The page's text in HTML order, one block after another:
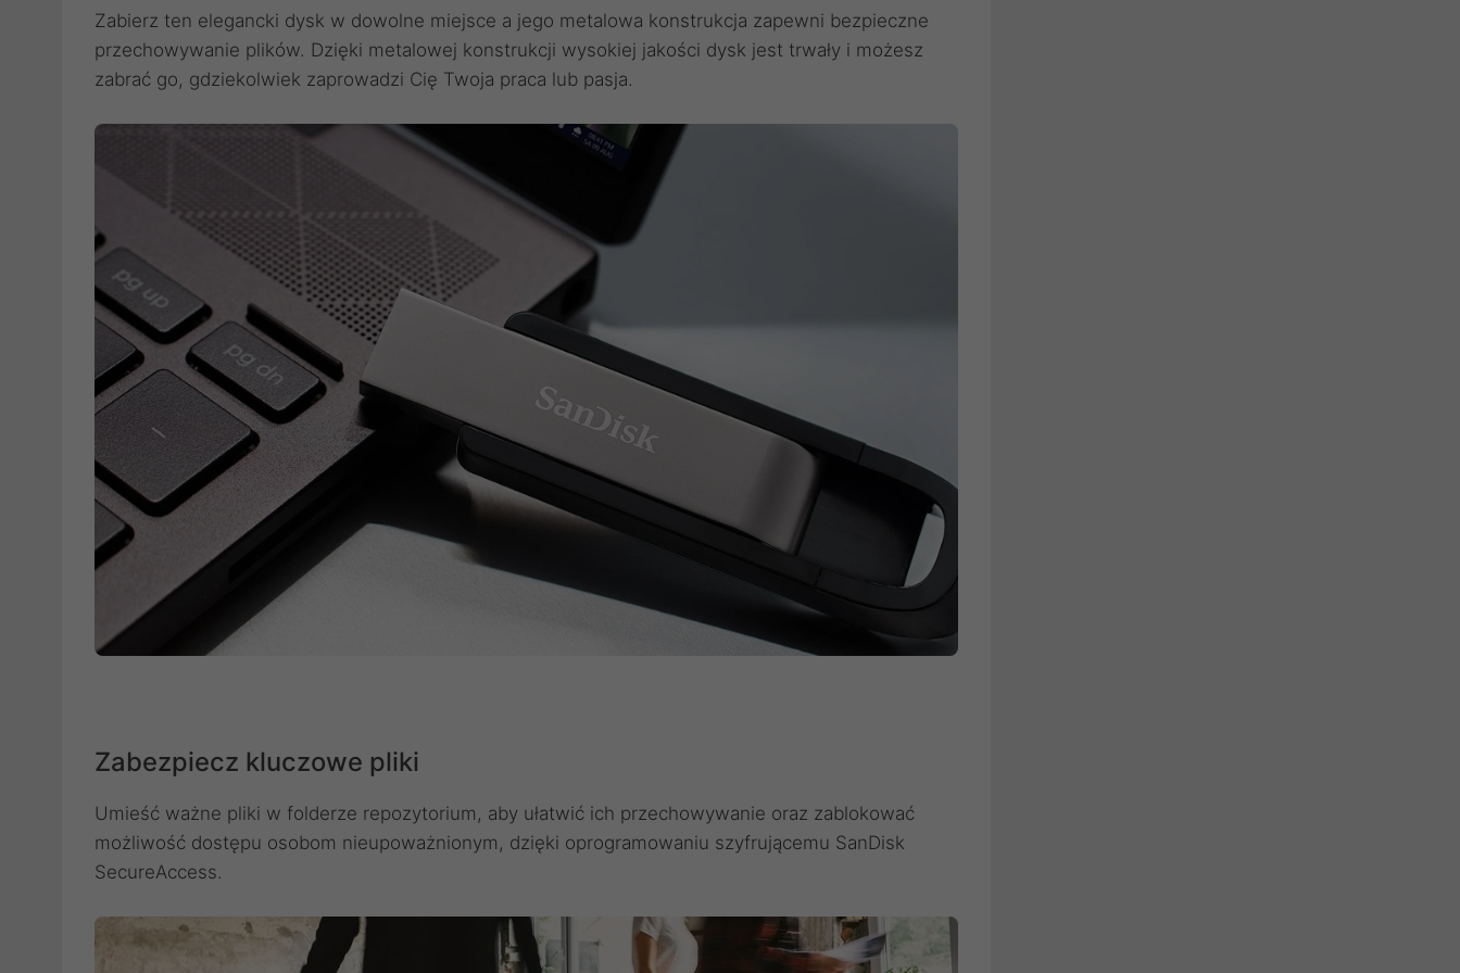
Zabierz ten elegancki dysk w dowolne miejsce a jego metalowa konstrukcja zapewni bezpieczne
przechowywanie plików. Dzięki metalowej konstrukcji wysokiej jakości dysk jest trwały i możesz
zabrać go, gdziekolwiek zaprowadzi Cię Twoja praca lub pasja.
Zabezpiecz kluczowe pliki
Umieść ważne pliki w folderze repozytorium, aby ułatwić ich przechowywanie oraz zablokować
możliwość dostępu osobom nieupoważnionym, dzięki oprogramowaniu szyfrującemu SanDisk
SecureAccess.